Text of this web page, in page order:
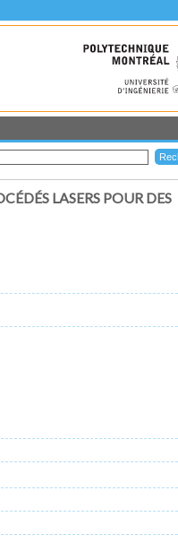
LASERS POUR DES